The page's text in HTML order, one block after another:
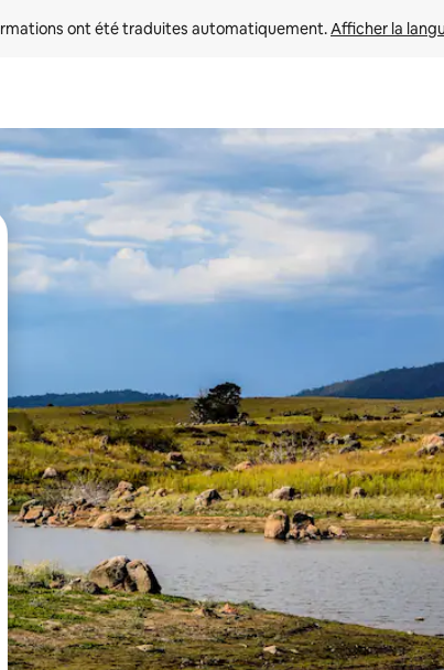
ont été traduites automatiquement. Afficher la
et vers le bas pour les parcourir ou en appuyant et en